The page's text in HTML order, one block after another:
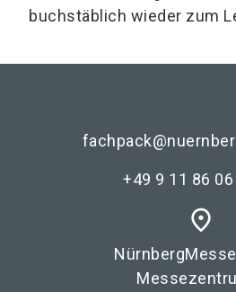
buchstäblich wieder zum
+49 9 11 86
place